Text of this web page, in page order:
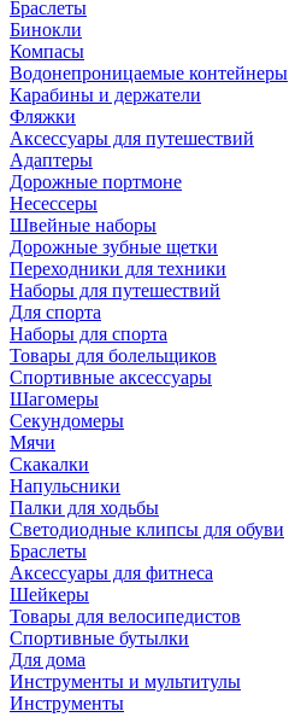
Браслеты
Бинокли
Компасы
Водонепроницаемые контейнеры
Карабины и держатели
Фляжки
Аксессуары для путешествий
Адаптеры
Дорожные портмоне
Несессеры
Швейные наборы
Дорожные зубные щетки
Переходники для техники
Наборы для путешествий
Для спорта
Наборы для спорта
Товары для болельщиков
Спортивные аксессуары
Шагомеры
Секундомеры
Мячи
Скакалки
Напульсники
Палки для ходьбы
Светодиодные клипсы для обуви
Браслеты
Аксессуары для фитнеса
Шейкеры
Товары для велосипедистов
Спортивные бутылки
Для дома
Инструменты и мультитулы
Инструменты